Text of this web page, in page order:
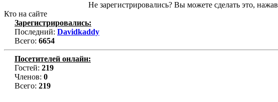
Не зарегистрировались? Вы можете сделать это, нажав
Кто на сайте
Зарегистрировались:
Последний: Davidkaddy
Всего: 6654
Посетителей онлайн:
Гостей: 219
Членов: 0
Всего: 219